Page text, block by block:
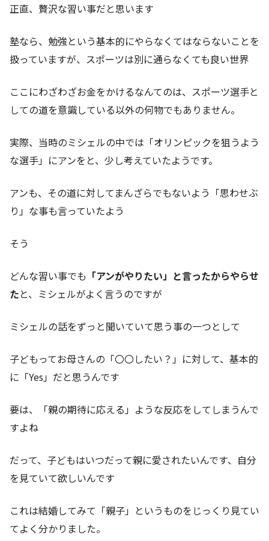
正直、贅沢な習い事だと思います
塾なら、勉強という基本的にやらなくてはならないことを
扱っていますが、スポーツは別に通らなくても良い世界
ここにわざわざお金をかけるなんてのは、スポーツ選手と
しての道を意識している以外の何物でもありません。
実際、当時のミシェルの中では「オリンピックを狙うよう
な選手」にアンをと、少し考えていたようです。
アンも、その道に対してまんざらでもないよう「思わせぶ
り」な事も言っていたよう
そう
どんな習い事でも 「アンがやりたい」と言ったからやらせ
たと、ミシェルがよく言うのですが
ミシェルの話をずっと聞いていて思う事の一つとして
子どもってお母さんの「〇〇したい？」に対して、基本的
に「Yes」だと思うんです
要は、「親の期待に応える」ような反応をしてしまうんで
すよね
だって、子どもはいつだって親に愛されたいんです、自分
を見ていて欲しいんです
これは結婚してみて「親子」というものをじっくり見てい
てよく分かりました。